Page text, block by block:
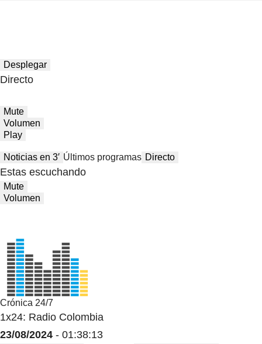
Desplegar
Directo
Mute
Volumen
Play
Noticias en 3′ Últimos programas Directo
Estas escuchando
Mute
Volumen
Crónica 24/7
1x24: Radio Colombia
23/08/2024 - 01:38:13